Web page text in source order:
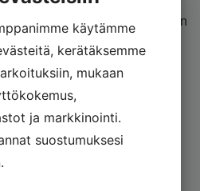
jotka skaalautuvat asiakkaiden
ytimen
kirjanpitäjä, jonka
taloushallinto
tarpeita ja etua
kannattavuutta sekä
menestymään!
käytämme
kerätäksemme
mukaan
ja markkinointi.
suostumuksesi